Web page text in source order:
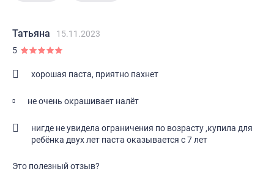
Татьяна
15.11.2023
5
хорошая паста, приятно пахнет
не очень окрашивает налёт
нигде не увидела ограничения по возрасту ,купила для
ребёнка двух лет паста оказывается с 7 лет
Это полезный отзыв?